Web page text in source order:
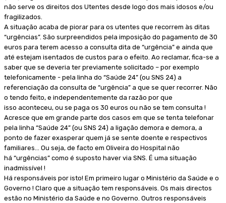
não serve os direitos dos Utentes desde logo dos mais idosos e/ou
fragilizados.
A situação acaba de piorar para os utentes que recorrem às ditas
“urgências”. São surpreendidos pela imposição do pagamento de 30
euros para terem acesso a consulta dita de “urgência” e ainda que
até estejam isentados de custos para o efeito. Ao reclamar, fica-se a
saber que se deveria ter previamente solicitado – por exemplo
telefonicamente - pela linha do “Saúde 24” (ou SNS 24) a
referenciação da consulta de “urgência” a que se quer recorrer. Não
o tendo feito, e independentemente da razão por que
isso aconteceu, ou se paga os 30 euros ou não se tem consulta !
Acresce que em grande parte dos casos em que se tenta telefonar
pela linha “Saúde 24” (ou SNS 24) a ligação demora e demora, a
ponto de fazer exasperar quem já se sente doente e respectivos
familiares… Ou seja, de facto em Oliveira do Hospital não
há “urgências” como é suposto haver via SNS. É uma situação
inadmissível !
Há responsáveis por isto! Em primeiro lugar o Ministério da Saúde e o
Governo ! Claro que a situação tem responsáveis. Os mais directos
estão no Ministério da Saúde e no Governo. Outros responsáveis